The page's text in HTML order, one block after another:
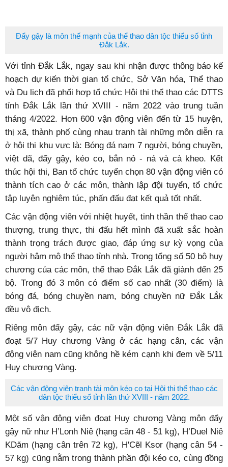
Đẩy gậy là môn thế mạnh của thể thao dân tộc thiểu số tỉnh
Đắk Lắk.
Với tỉnh Đắk Lắk, ngay sau khi nhận được thông báo kế
hoạch dự kiến thời gian tổ chức, Sở Văn hóa, Thể thao
và Du lịch đã phối hợp tổ chức Hội thi thể thao các DTTS
tỉnh Đắk Lắk lần thứ XVIII - năm 2022 vào trung tuần
tháng 4/2022. Hơn 600 vận động viên đến từ 15 huyện,
thị xã, thành phố cùng nhau tranh tài những môn diễn ra
ở hội thi khu vực là: Bóng đá nam 7 người, bóng chuyền,
việt dã, đẩy gậy, kéo co, bắn nỏ - ná và cà kheo. Kết
thúc hội thi, Ban tổ chức tuyển chọn 80 vận động viên có
thành tích cao ở các môn, thành lập đội tuyển, tổ chức
tập luyện nghiêm túc, phấn đấu đạt kết quả tốt nhất.
Các vận động viên với nhiệt huyết, tinh thần thể thao cao
thượng, trung thực, thi đấu hết mình đã xuất sắc hoàn
thành trọng trách được giao, đáp ứng sự kỳ vọng của
người hâm mộ thể thao tỉnh nhà. Trong tổng số 50 bộ huy
chương của các môn, thể thao Đắk Lắk đã giành đến 25
bộ. Trong đó 3 môn có điểm số cao nhất (30 điểm) là
bóng đá, bóng chuyền nam, bóng chuyền nữ Đắk Lắk
đều vô địch.
Riêng môn đẩy gậy, các nữ vận động viên Đắk Lắk đã
đoạt 5/7 Huy chương Vàng ở các hạng cân, các vận
động viên nam cũng không hề kém cạnh khi đem về 5/11
Huy chương Vàng.
Các vận động viên tranh tài môn kéo co tại Hội thi thể thao các
dân tộc thiểu số tỉnh lần thứ XVIII - năm 2022.
Một số vận động viên đoạt Huy chương Vàng môn đẩy
gậy nữ như H’Lonh Niê (hạng cân 48 - 51 kg), H’Duel Niê
KDăm (hạng cân trên 72 kg), H'Cẽl Ksor (hạng cân 54 -
57 kg) cũng nằm trong thành phần đội kéo co, cùng đồng